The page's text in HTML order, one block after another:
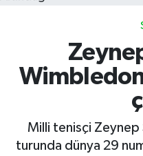
Milli tenisçi
turunda dünya 29